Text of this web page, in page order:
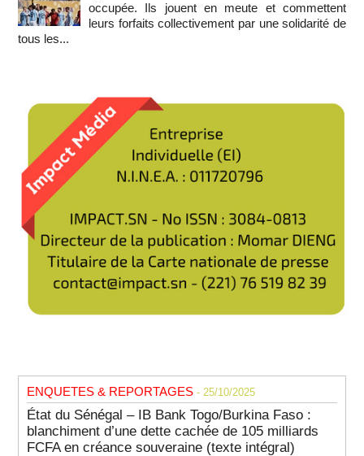
occupée. Ils jouent en meute et commettent
leurs forfaits collectivement par une solidarité de
tous les...
ENQUETES & REPORTAGES - 25/10/2025
État du Sénégal – IB Bank Togo/Burkina Faso :
blanchiment d’une dette cachée de 105 milliards
FCFA en créance souveraine (texte intégral)